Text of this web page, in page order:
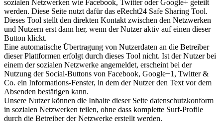
sozialen Netzwerken wie Facebook, Twitter oder Google+ geteilt
werden. Diese Seite nutzt dafür das eRecht24 Safe Sharing Tool.
Dieses Tool stellt den direkten Kontakt zwischen den Netzwerken
und Nutzern erst dann her, wenn der Nutzer aktiv auf einen dieser
Button klickt.
Eine automatische Übertragung von Nutzerdaten an die Betreiber
dieser Plattformen erfolgt durch dieses Tool nicht. Ist der Nutzer bei
einem der sozialen Netzwerke angemeldet, erscheint bei der
Nutzung der Social-Buttons von Facebook, Google+1, Twitter &
Co. ein Informations-Fenster, in dem der Nutzer den Text vor dem
Absenden bestätigen kann.
Unsere Nutzer können die Inhalte dieser Seite datenschutzkonform
in sozialen Netzwerken teilen, ohne dass komplette Surf-Profile
durch die Betreiber der Netzwerke erstellt werden.